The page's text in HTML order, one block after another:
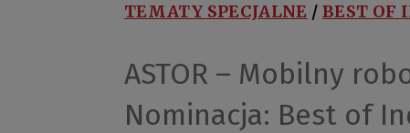
TEMATY SPECJALNE / BEST OF
ASTOR – Mobilny
Nominacja: Best of